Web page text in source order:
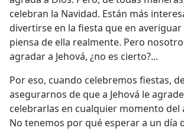
celebran la Navidad. Están más
divertirse en la fiesta que en averiguar
piensa de ella realmente. Pero
agradar a Jehová, ¿no es cierto?...
Por eso, cuando celebremos fiestas,
asegurarnos de que a Jehová le
celebrarlas en cualquier momento del
No tenemos por qué esperar a un día